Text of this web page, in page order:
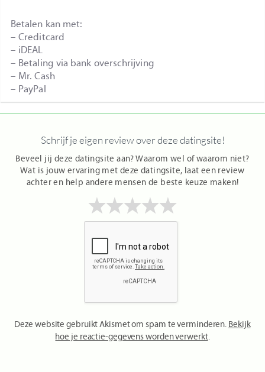
Betalen kan met:
– Creditcard
– iDEAL
– Betaling via bank overschrijving
– Mr. Cash
– PayPal
Name
of
Elitedating
Rating
Value:
Image:
https://www.welkedatingsites.nl/wp-
elite.png
Review
Author:
Peeterse
Review
Date:
10
Schrijf je eigen review over deze datingsite!
Beveel jij deze datingsite aan? Waarom wel of waarom niet?
Wat is jouw ervaring met deze datingsite, laat een review
achter en help andere mensen de beste keuze maken!
https://www.welkedatingsites.nl/wp-
content/uploads/2012/12/logo-
Deze website gebruikt Akismet om spam te verminderen. Bekijk
hoe je reactie-gegevens worden verwerkt.